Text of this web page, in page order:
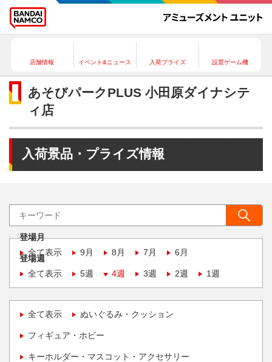
店舗情報 イベント&ニュース 入荷プライズ 設置ゲーム機
あそびパークPLUS 小田原ダイナシテ
ィ店
入荷景品・プライズ情報
登場月
全て表示
9月 8月 7月 6月
登場週
全て表示
5週 4週 3週 2週 1週
全て表示 ぬいぐるみ・クッション
フィギュア・ホビー
キーホルダー・マスコット・アクセサリー